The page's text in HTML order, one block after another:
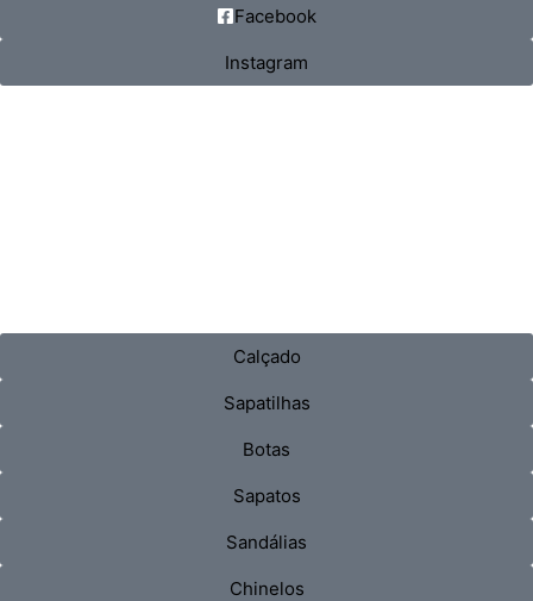
Facebook
Instagram
Calçado
Sapatilhas
Botas
Sapatos
Sandálias
Chinelos